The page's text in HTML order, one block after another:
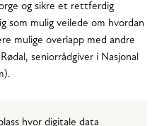
og sikre et rettferdig
som mulig veilede om hvordan
mulige overlapp med andre
seniorrådgiver i Nasjonal
hvor digitale data